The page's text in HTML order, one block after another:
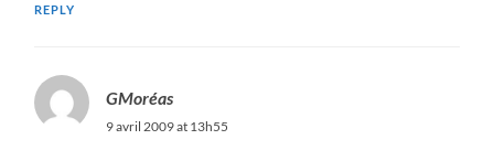
REPLY
GMoréas
9 avril 2009 at 13h55